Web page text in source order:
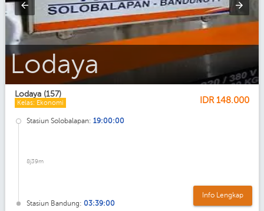
Lodaya_Eksekutif
Lodaya (157)
Kelas: Ekonomi IDR148.000
Stasiun Solobalapan: 19:00:00
8j39m
Stasiun Bandung: 03:39:00
Info Lengkap